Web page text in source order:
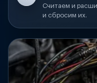
Считаем и
и сбросим их.